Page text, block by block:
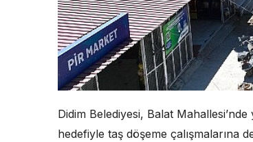
Didim Belediyesi, Balat
hedefiyle taş döşeme çalışmalarına